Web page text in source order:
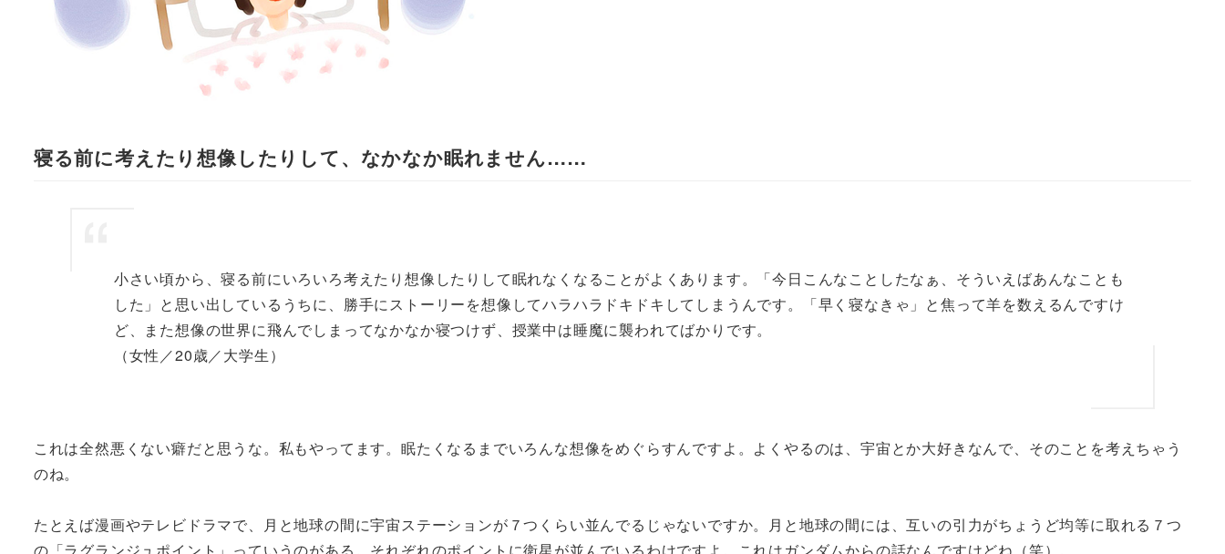
寝る前に考えたり想像したりして、なかなか眠れません……
小さい頃から、寝る前にいろいろ考えたり想像したりして眠れなくなることがよくあります。「今日こんなことしたなぁ、そういえばあんなことも
した」と思い出しているうちに、勝手にストーリーを想像してハラハラドキドキしてしまうんです。「早く寝なきゃ」と焦って羊を数えるんですけ
ど、また想像の世界に飛んでしまってなかなか寝つけず、授業中は睡魔に襲われてばかりです。
（女性／20歳／大学生）
これは全然悪くない癖だと思うな。私もやってます。眠たくなるまでいろんな想像をめぐらすんですよ。よくやるのは、宇宙とか大好きなんで、そのことを考えちゃう
のね。
たとえば漫画やテレビドラマで、月と地球の間に宇宙ステーションが７つくらい並んでるじゃないですか。月と地球の間には、互いの引力がちょうど均等に取れる７つ